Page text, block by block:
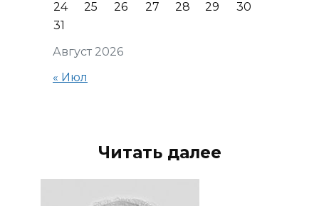
Август 2026
24 25 26 27 28 29
30
31
« Июл
Читать далее